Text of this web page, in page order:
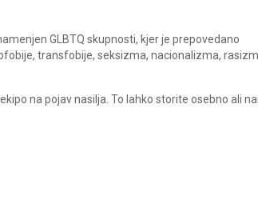
GLBTQ skupnosti, kjer je prepovedano
transfobije, seksizma, nacionalizma,
na pojav nasilja. To lahko storite osebno ali